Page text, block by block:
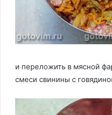
и переложить в мясной
смеси свинины с